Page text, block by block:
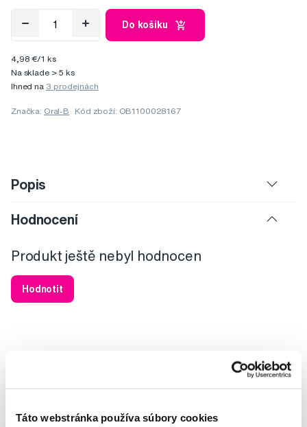
Táto webstránka používa súbory cookies
Do košíku
4,98 €/1 ks
Na sklade > 5 ks
Ihned na 3 prodejnách
Značka: Oral-B Kód zboží: OB1100028167
Popis
Hodnocení
Produkt ještě nebyl hodnocen
Hodnotit